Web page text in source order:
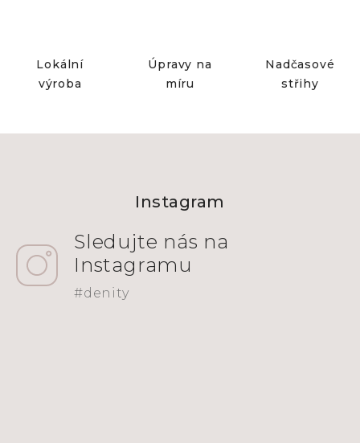
Lokální
výroba
Úpravy na
míru
Nadčasové
střihy
Instagram